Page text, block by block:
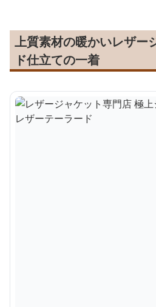
上質素材の暖かいレザー
ド仕立ての一着